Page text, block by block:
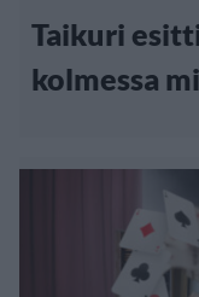
Taikuri
kolmessa